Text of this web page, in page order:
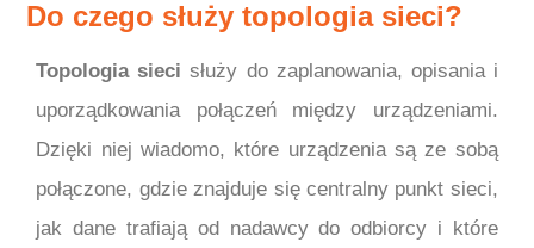
Do czego służy topologia sieci?
Topologia sieci służy do zaplanowania, opisania i
uporządkowania połączeń między urządzeniami.
Dzięki niej wiadomo, które urządzenia są ze sobą
połączone, gdzie znajduje się centralny punkt sieci,
jak dane trafiają od nadawcy do odbiorcy i które